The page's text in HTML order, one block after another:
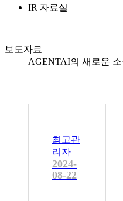
IR 자료실
보도자료
AGENTAI의 새로운
최고관
리자
2024-
08-22